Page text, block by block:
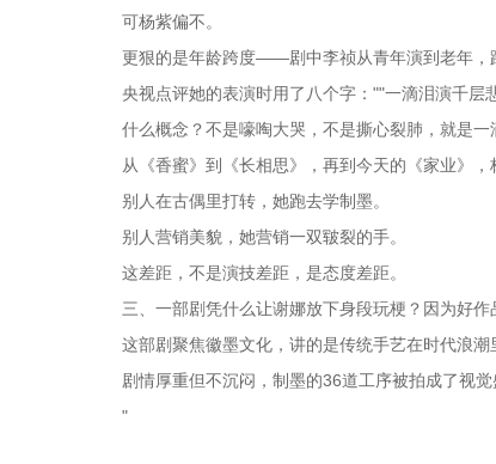
可杨紫偏不。
更狠的是年龄跨度——剧中李祯从青年演到老年，
央视点评她的表演时用了八个字：""一滴泪演千层
什么概念？不是嚎啕大哭，不是撕心裂肺，就是
从《香蜜》到《长相思》，再到今天的《家业》，
别人在古偶里打转，她跑去学制墨。
别人营销美貌，她营销一双皲裂的手。
这差距，不是演技差距，是态度差距。
三、一部剧凭什么让谢娜放下身段玩梗？因为好
这部剧聚焦徽墨文化，讲的是传统手艺在时代浪潮
剧情厚重但不沉闷，制墨的36道工序被拍成了视
"